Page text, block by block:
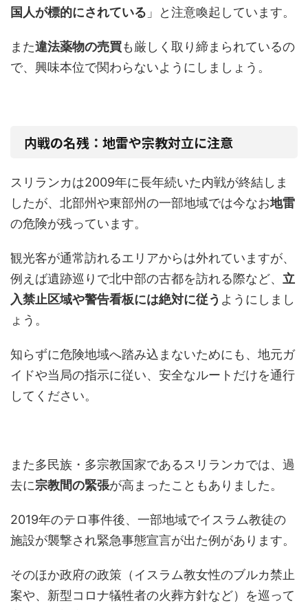
国人が標的にされている 」と注意喚起しています。
また違法薬物の売買も厳しく取り締まられているの
で、興味本位で関わらないようにしましょう。
内戦の名残：地雷や宗教対立に注意
スリランカは2009年に長年続いた内戦が終結しま
したが、北部州や東部州の一部地域では今なお地雷
の危険が残っています。
観光客が通常訪れるエリアからは外れていますが、
例えば遺跡巡りで北中部の古都を訪れる際など、 立
入禁止区域や警告看板には絶対に従う ようにしまし
ょう。
知らずに危険地域へ踏み込まないためにも、地元ガ
イドや当局の指示に従い、安全なルートだけを通行
してください。
また多民族・多宗教国家であるスリランカでは、過
去に宗教間の緊張が高まったこともありました。
2019年のテロ事件後、一部地域でイスラム教徒の
施設が襲撃され緊急事態宣言が出た例があります。
そのほか政府の政策（イスラム教女性のブルカ禁止
案や、新型コロナ犠牲者の火葬方針など）を巡って